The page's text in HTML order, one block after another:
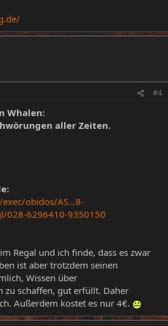
#4
Whalen:
aller Zeiten.
obidos/AS...8-
028-6296410-9350150
Regal und ich finde, dass es zwar
ist aber trotzdem seinen
Wissen über
zu schaffen, gut erfüllt. Daher
Außerdem kostet es nur 4€.